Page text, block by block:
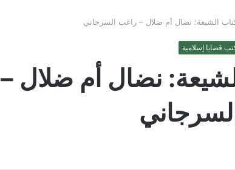
الشيعة: نضال أم ضلال – راغب السرجاني
قضايا إسلامية
نضال أم ضلال –